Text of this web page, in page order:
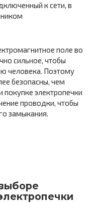
к сети, в
поле во
сильное, чтобы
человека. Поэтому
безопасны, чем
электропечки
проводки, чтобы
замыкания.